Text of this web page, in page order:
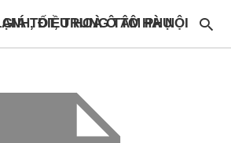
TÂM PHỤ TÙNG ĐIỆN LẠNH, ĐIỀU HOÀ Ô TÔ HÀ NỘI